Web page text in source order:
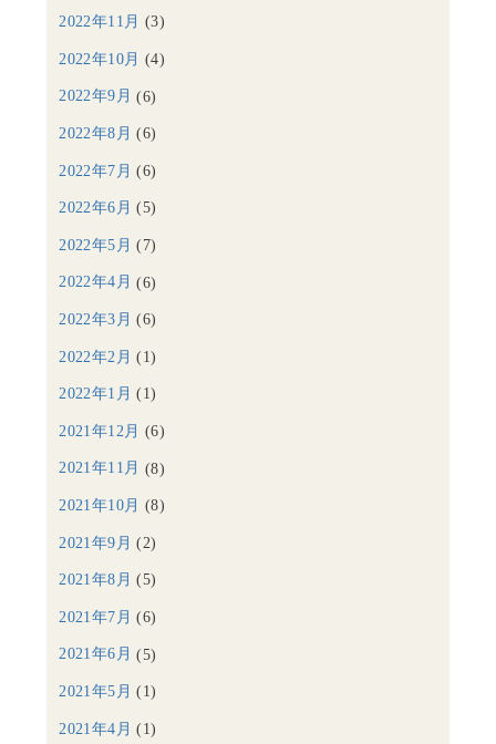
2022年11月 (3)
2022年10月 (4)
2022年9月 (6)
2022年8月 (6)
2022年7月 (6)
2022年6月 (5)
2022年5月 (7)
2022年4月 (6)
2022年3月 (6)
2022年2月 (1)
2022年1月 (1)
2021年12月 (6)
2021年11月 (8)
2021年10月 (8)
2021年9月 (2)
2021年8月 (5)
2021年7月 (6)
2021年6月 (5)
2021年5月 (1)
2021年4月 (1)